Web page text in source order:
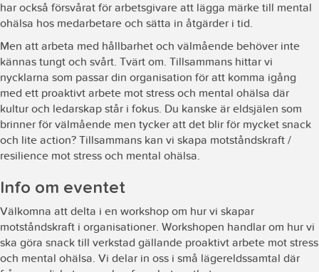
har också försvårat för arbetsgivare att lägga märke till mental
ohälsa hos medarbetare och sätta in åtgärder i tid.
Men att arbeta med hållbarhet och välmående behöver inte
kännas tungt och svårt. Tvärt om. Tillsammans hittar vi
nycklarna som passar din organisation för att komma igång
med ett proaktivt arbete mot stress och mental ohälsa där
kultur och ledarskap står i fokus. Du kanske är eldsjälen som
brinner för välmående men tycker att det blir för mycket snack
och lite action? Tillsammans kan vi skapa motståndskraft /
resilience mot stress och mental ohälsa.
Info om eventet
Välkomna att delta i en workshop om hur vi skapar
motståndskraft i organisationer. Workshopen handlar om hur vi
ska göra snack till verkstad gällande proaktivt arbete mot stress
och mental ohälsa. Vi delar in oss i små lägereldssamtal där